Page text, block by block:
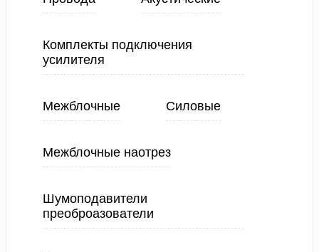
Комплекты подключения
усилителя
Межблочные Силовые
Межблочные наотрез
Шумоподавители
преоброазователи